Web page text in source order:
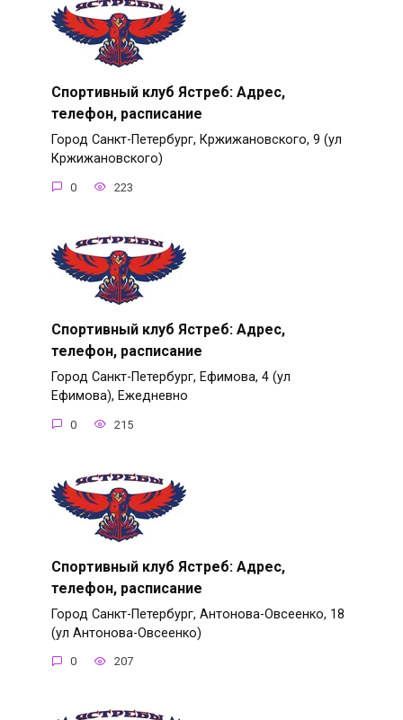
Спортивный клуб Ястреб: Адрес,
телефон, расписание
Город Санкт-Петербург, Кржижановского, 9 (ул
Кржижановского)
0 223
Спортивный клуб Ястреб: Адрес,
телефон, расписание
Город Санкт-Петербург, Ефимова, 4 (ул
Ефимова), Ежедневно
0 215
Спортивный клуб Ястреб: Адрес,
телефон, расписание
Город Санкт-Петербург, Антонова-Овсеенко, 18
(ул Антонова-Овсеенко)
0 207